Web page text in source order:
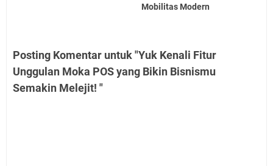
Mobilitas Modern
Posting Komentar untuk "Yuk Kenali Fitur
Unggulan Moka POS yang Bikin Bisnismu
Semakin Melejit! "